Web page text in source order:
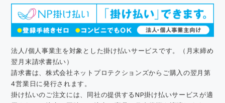
法人/個人事業主を対象とした掛け払いサービスです。（月末締め
翌月末請求書払い）
請求書は、株式会社ネットプロテクションズからご購入の翌月第
4営業日に発行されます。
掛け払いのご注文には、同社の提供するNP掛け払いサービスが適